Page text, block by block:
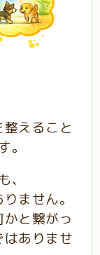
えること
。
、
ません。
と繋がっ
ありませ